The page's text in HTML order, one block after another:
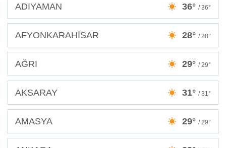
ADIYAMAN 36° / 36°
AFYONKARAHİSAR 28° / 28°
AĞRI 29° / 29°
AKSARAY 31° / 31°
AMASYA 29° / 29°